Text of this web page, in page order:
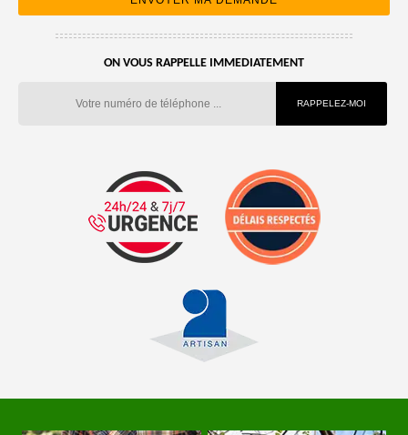
ON VOUS RAPPELLE IMMEDIATEMENT